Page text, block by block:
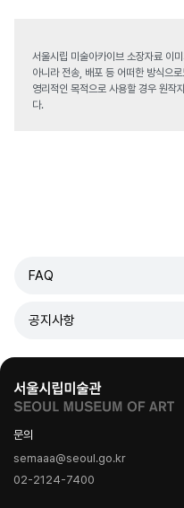
서울시립 미술아카이브 소장자료 이
아니라 전송, 배포 등 어떠한 방식으
영리적인 목적으로 사용할 경우 원작
다.
FAQ
공지사항
문의
semaaa@seoul.go.kr
02-2124-7400